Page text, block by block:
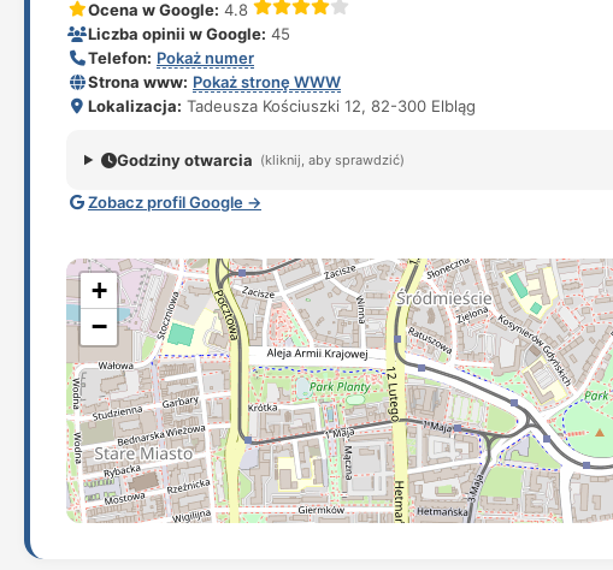
Ocena w Google: 4.8
Liczba opinii w Google: 45
Telefon: Pokaż numer
Strona www: Pokaż stronę WWW
Lokalizacja: Tadeusza Kościuszki 12, 82-300 Elbląg
Godziny otwarcia (kliknij, aby sprawdzić)
Zobacz profil Google →
+
−